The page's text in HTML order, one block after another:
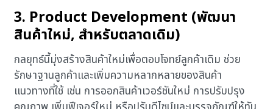
3. Product Development (พัฒนา
สินค้าใหม่, สำหรับตลาดเดิม)
กลยุทธ์นี้มุ่งสร้างสินค้าใหม่เพื่อตอบโจทย์ลูกค้าเดิม ช่วย
รักษาฐานลูกค้าและเพิ่มความหลากหลายของสินค้า
แนวทางที่ใช้ เช่น การออกสินค้าเวอร์ชันใหม่ การปรับปรุง